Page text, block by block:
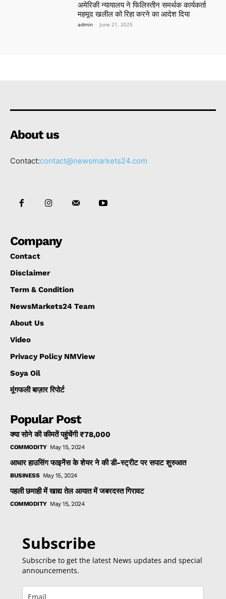
अमेरिकी न्यायालय ने फिलिस्तीन समर्थक कार्यकर्ता
महमूद खलील को रिहा करने का आदेश दिया
admin - June 21, 2025
About us
Contact:contact@newsmarkets24.com
Company
Contact
Disclaimer
Term & Condition
NewsMarkets24 Team
About Us
Video
Privacy Policy NMView
Soya Oil
मूंगफली बाज़ार रिपोर्ट
Popular Post
क्या सोने की कीमतें पहुंचेंगी ₹78,000
COMMODITY May 15, 2024
आधार हाउसिंग फाइनेंस के शेयर ने की डी-स्ट्रीट पर सपाट शुरुआत
BUSINESS May 15, 2024
पहली छमाही में खाद्य तेल आयात में जबरदस्त गिरावट
COMMODITY May 15, 2024
Subscribe
Subscribe to get the latest News updates and special
announcements.